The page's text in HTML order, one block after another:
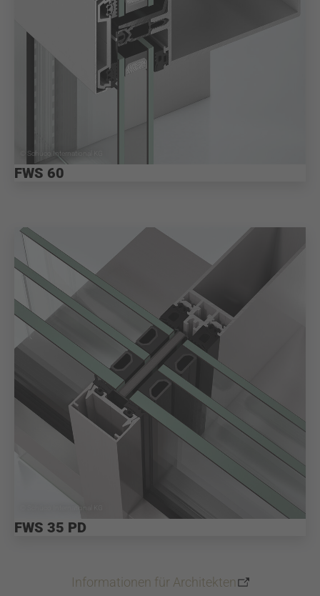
© Schüco International KG
FWS 60
© Schüco International KG
FWS 35 PD
Informationen für Architekten